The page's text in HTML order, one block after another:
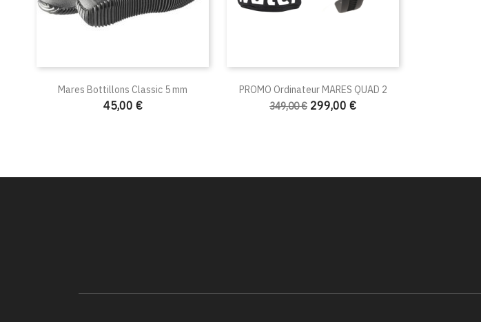
Mares Bottillons Classic 5 mm
45,00 €
PROMO Ordinateur MARES QUAD 2
349,00 € 299,00 €